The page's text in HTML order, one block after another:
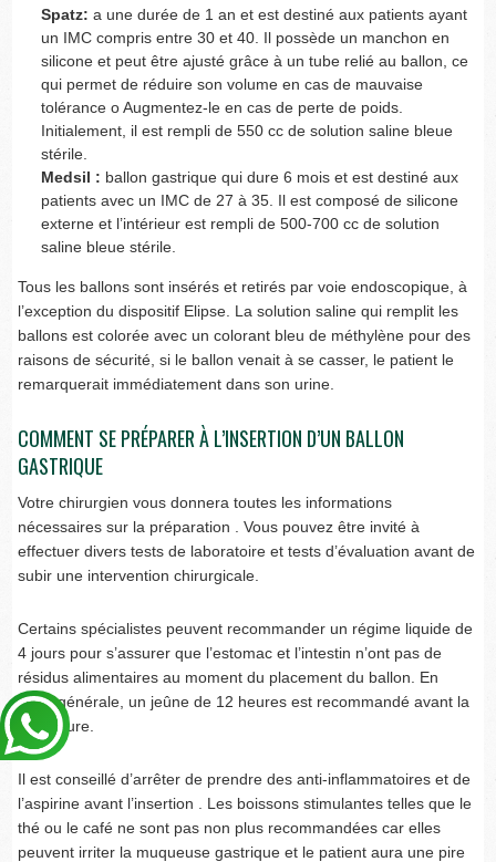
Spatz: a une durée de 1 an et est destiné aux patients ayant
un IMC compris entre 30 et 40. Il possède un manchon en
silicone et peut être ajusté grâce à un tube relié au ballon, ce
qui permet de réduire son volume en cas de mauvaise
tolérance o Augmentez-le en cas de perte de poids.
Initialement, il est rempli de 550 cc de solution saline bleue
stérile.
Medsil : ballon gastrique qui dure 6 mois et est destiné aux
patients avec un IMC de 27 à 35. Il est composé de silicone
externe et l’intérieur est rempli de 500-700 cc de solution
saline bleue stérile.
Tous les ballons sont insérés et retirés par voie endoscopique, à
l’exception du dispositif Elipse. La solution saline qui remplit les
ballons est colorée avec un colorant bleu de méthylène pour des
raisons de sécurité, si le ballon venait à se casser, le patient le
remarquerait immédiatement dans son urine.
COMMENT SE PRÉPARER À L’INSERTION D’UN BALLON
GASTRIQUE
Votre chirurgien vous donnera toutes les informations
nécessaires sur la préparation . Vous pouvez être invité à
effectuer divers tests de laboratoire et tests d’évaluation avant de
subir une intervention chirurgicale.
Certains spécialistes peuvent recommander un régime liquide de
4 jours pour s’assurer que l’estomac et l’intestin n’ont pas de
résidus alimentaires au moment du placement du ballon. En
règle générale, un jeûne de 12 heures est recommandé avant la
procédure.
Il est conseillé d’arrêter de prendre des anti-inflammatoires et de
l’aspirine avant l’insertion . Les boissons stimulantes telles que le
thé ou le café ne sont pas non plus recommandées car elles
peuvent irriter la muqueuse gastrique et le patient aura une pire